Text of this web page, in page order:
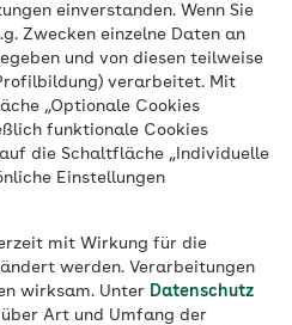
einverstanden. Wenn Sie
Zwecken einzelne Daten an
und von diesen teilweise
verarbeitet. Mit
„Optionale Cookies
funktionale Cookies
die Schaltfläche „Individuelle
Einstellungen
mit Wirkung für die
werden. Verarbeitungen
wirksam. Unter Datenschutz
Art und Umfang der
von Volker Zapf
ist die Familie
– auch in der
Hilfe erschweren.
familiäre Bindung
wenn Angehörige